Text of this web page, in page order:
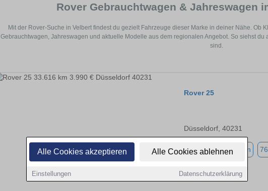
Alle Cookies akzeptieren Alle Cookies ablehnen
Einstellungen Datenschutzerklärung
Rover Gebrauchtwagen & Jahreswagen
Mit der Rover-Suche in Velbert findest du gezielt Fahrzeuge dieser Marke in deiner Nähe. Ob
Gebrauchtwagen, Jahreswagen und aktuelle Modelle aus dem regionalen Angebot. So siehst
sind.
Rover 25
Düsseldorf, 40231
33.616 km Benzin